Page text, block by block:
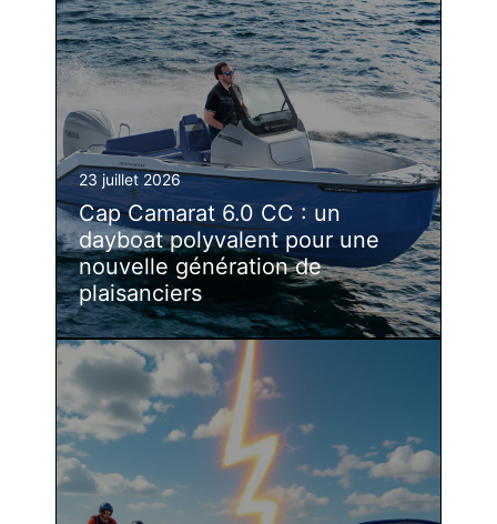
23 juillet 2026
Cap Camarat 6.0 CC : un
dayboat polyvalent pour une
nouvelle génération de
plaisanciers